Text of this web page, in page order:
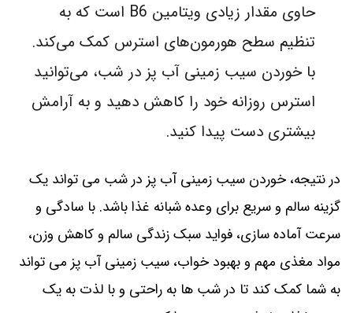
حاوی مقدار زیادی ویتامین B6 است که به
تنظیم سطح هورمون‌های استرس کمک می‌کند.
با خوردن سیب زمینی آب پز در شب، می‌توانید
استرس روزانه خود را کاهش دهید و به آرامش
بیشتری دست پیدا کنید.
در نتیجه، خوردن سیب زمینی آب پز در شب می تواند یک
گزینه سالم و سریع برای وعده شبانه غذا باشد. با سادگی و
سرعت آماده سازی، فواید سبک زندگی سالم و کاهش وزن،
مواد مغذی مهم و بهبود خواب، سیب زمینی آب پز می تواند
به شما کمک کند تا در شب ها به راحتی و با لذت به یک